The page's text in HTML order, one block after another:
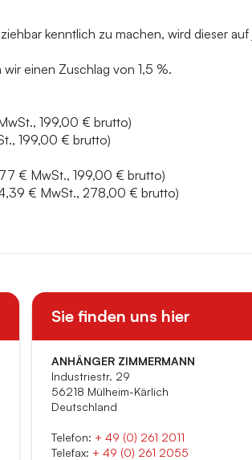
kenntlich zu machen, wird dieser
einen Zuschlag von 1,5 %.‍
199,00 € brutto)
199,00 € brutto)
€ MwSt., 199,00 € brutto)
€ MwSt., 278,00 € brutto)
Sie finden uns hier
ANHÄNGER ZIMMERMANN
Industriestr. 29
56218 Mülheim-Kärlich
Deutschland
Telefon: + 49 (0) 261 2011
Telefax: + 49 (0) 261 2055